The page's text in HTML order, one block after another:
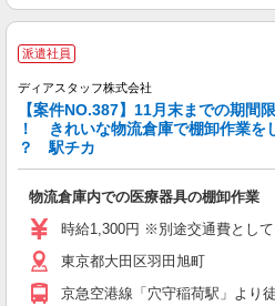
派遣社員
ディアスタッフ株式会社
【案件NO.387】11月末までの期間
！ きれいな物流倉庫で棚卸作業を
？ 駅チカ
物流倉庫内での医療器具の棚卸作業
時給1,300円 ※別途交通費とし
東京都大田区羽田旭町
京急空港線「穴守稲荷駅」より